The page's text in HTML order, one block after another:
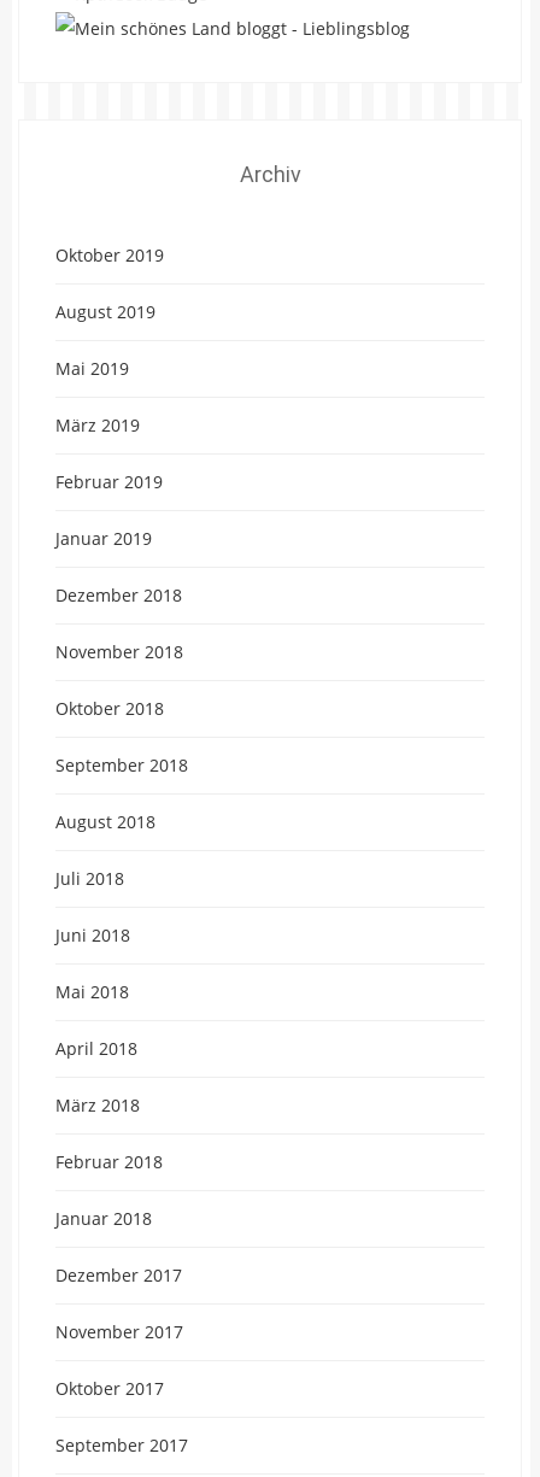
Archiv
Oktober 2019
August 2019
Mai 2019
März 2019
Februar 2019
Januar 2019
Dezember 2018
November 2018
Oktober 2018
September 2018
August 2018
Juli 2018
Juni 2018
Mai 2018
April 2018
März 2018
Februar 2018
Januar 2018
Dezember 2017
November 2017
Oktober 2017
September 2017